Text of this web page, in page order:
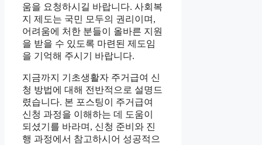
움을 요청하시길 바랍니다. 사회복
지 제도는 국민 모두의 권리이며,
어려움에 처한 분들이 올바른 지원
을 받을 수 있도록 마련된 제도임
을 기억해 주시기 바랍니다.
지금까지 기초생활자 주거급여 신
청 방법에 대해 전반적으로 설명드
렸습니다. 본 포스팅이 주거급여
신청 과정을 이해하는 데 도움이
되셨기를 바라며, 신청 준비와 진
행 과정에서 참고하시어 성공적으